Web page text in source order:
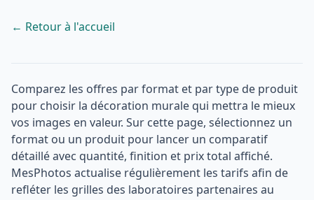
← Retour à l'accueil
Comparez les offres par format et par type de produit
pour choisir la décoration murale qui mettra le mieux
vos images en valeur. Sur cette page, sélectionnez un
format ou un produit pour lancer un comparatif
détaillé avec quantité, finition et prix total affiché.
MesPhotos actualise régulièrement les tarifs afin de
refléter les grilles des laboratoires partenaires au